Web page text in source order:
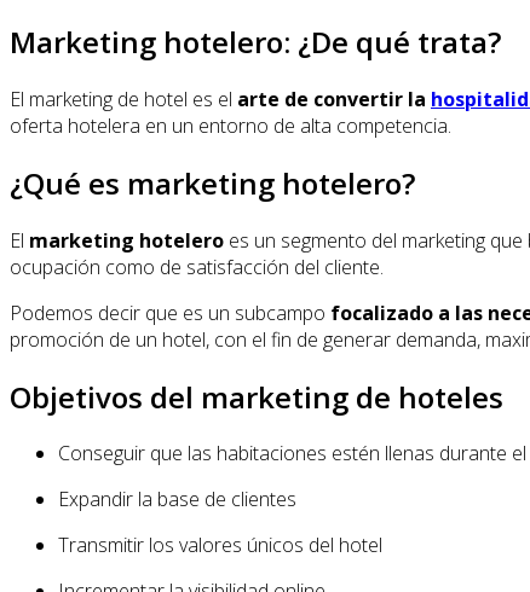
Marketing hotelero: ¿De qué trata?
El marketing de hotel es el arte de convertir la
oferta hotelera en un entorno de alta competencia.
¿Qué es marketing hotelero?
El marketing hotelero es un segmento del marketing
ocupación como de satisfacción del cliente.
Podemos decir que es un subcampo focalizado a las
promoción de un hotel, con el fin de generar demanda,
Objetivos del marketing de hoteles
Conseguir que las habitaciones estén llenas durante
Expandir la base de clientes
Transmitir los valores únicos del hotel